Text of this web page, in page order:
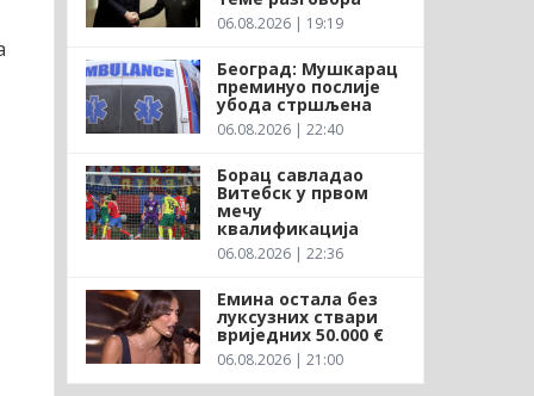
06.08.2026 | 19:19
Београд: Мушкарац
преминуо послије
убода стршљена
06.08.2026 | 22:40
Борац савладао
Витебск у првом
мечу
квалификација
06.08.2026 | 22:36
Емина остала без
луксузних ствари
вриједних 50.000 €
06.08.2026 | 21:00